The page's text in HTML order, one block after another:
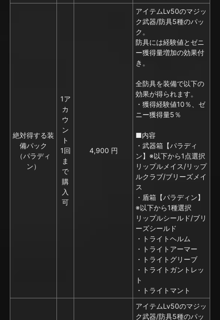
絶対得する装
備パック
（パラディ
ン）
1ア
カ
ウ
ン
ト
1回
ま
で
購
入
可
4,900 円
アイテムLv50のマジッ
ク武器/防具5種のパッ
ク。
防具には経験値とゼニ
ー獲得量増加の効果付
き。
全防具を装備で以下の
効果が得られます。
・獲得経験値10％、ゼ
ニー獲得量5％
■内容
・武器箱【パラディ
ン】※以下から1点選択
リップルメイス/リップ
ルクラブ/ブリーズメイ
ス
・盾箱【パラディン】
※以下から1種選択
リップルシールド/ブリ
ーズシールド
・トライトヘルム
・トライトアーマー
・トライトグリーブ
・トライトガントレッ
ト
・トライトマント
アイテムLv50のマジッ
ク武器/防具5種のパッ